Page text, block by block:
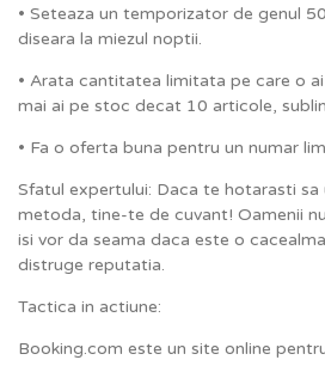
• Seteaza un temporizator de genul
diseara la miezul noptii.
• Arata cantitatea limitata pe care o
mai ai pe stoc decat 10 articole,
• Fa o oferta buna pentru un numar
Sfatul expertului: Daca te hotarasti sa
metoda, tine-te de cuvant! Oamenii
isi vor da seama daca este o
distruge reputatia.
Tactica in actiune:
Booking.com este un site online